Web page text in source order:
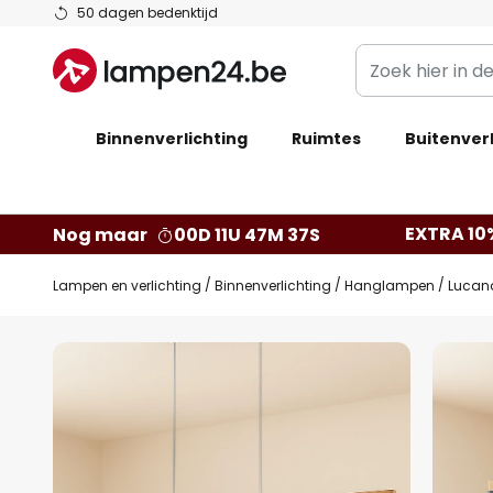
50 dagen bedenktijd
Ga
de
inhoud
Zoek
hier
de
Binnenverlichting Ruimtes
Nog maar 00D 11U 47M 36S EXTRA
Lampen en verlichting Binnenverlichting Hanglampen
Ga
einde